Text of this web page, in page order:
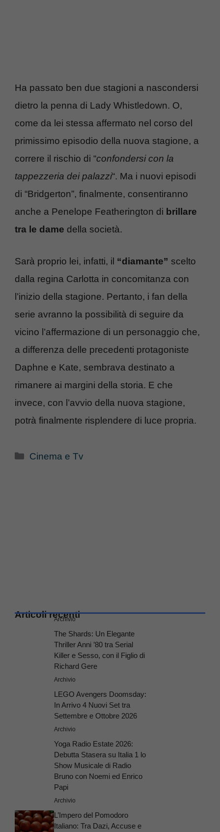
Ha passato ben due stagioni a nascondersi
dietro la penna di Lady Whistledown. O,
come da lei stessa affermato nel corso del
primissimo episodio della nuova stagione, a
correre il rischio di “confondersi con la
tappezzeria dei palazzi“. Ma i nuovi episodi
di “Bridgerton”, finalmente, consentiranno
anche a Penelope Featherington di brillare
tra le dame della società.
Sarà proprio lei, infatti, il “diamante” scelto
dalla regina Carlotta in concomitanza con
l’inizio della stagione. Pertanto, i fan della
serie avranno la possibilità di seguire da
vicino l’affermazione di un personaggio che,
a differenza delle precedenti protagoniste
Daphne e Kate, sembrava destinato a
rimanere ai margini della storia. E che
invece, con l’avvio della nuova stagione,
potrà finalmente risplendere di luce propria.
Categorie
Cinema e Tv
Articoli recenti
Archivio
The Shards: Un Elegante
Thriller Anni ’80 tra Serial
Killer e Sesso, con il Figlio di
Richard Gere
Archivio
LEGO Avengers Doomsday:
In Arrivo 4 Nuovi Set tra
Settembre e Ottobre 2026
Archivio
Yoga Radio Estate 2026:
Debutta Stasera su Italia 1 lo
Show Musicale di Radio
Bruno con Noemi ed Enrico
Papi
Archivio
L’Impero del Pomodoro
Italiano: Tra Dazi, Accuse e